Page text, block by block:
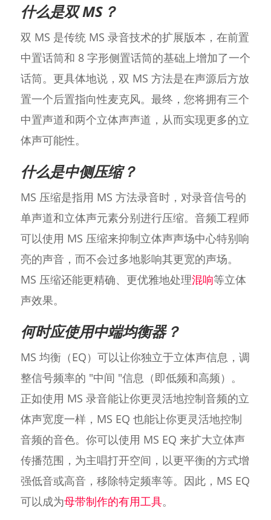
什么是双 MS？
双 MS 是传统 MS 录音技术的扩展版本，在前置
中置话筒和 8 字形侧置话筒的基础上增加了一个
话筒。更具体地说，双 MS 方法是在声源后方放
置一个后置指向性麦克风。最终，您将拥有三个
中置声道和两个立体声声道，从而实现更多的立
体声可能性。
什么是中侧压缩？
MS 压缩是指用 MS 方法录音时，对录音信号的
单声道和立体声元素分别进行压缩。音频工程师
可以使用 MS 压缩来抑制立体声声场中心特别响
亮的声音，而不会过多地影响其更宽的声场。
MS 压缩还能更精确、更优雅地处理混响等立体
声效果。
何时应使用中端均衡器？
MS 均衡（EQ）可以让你独立于立体声信息，调
整信号频率的 "中间 "信息（即低频和高频）。
正如使用 MS 录音能让你更灵活地控制音频的立
体声宽度一样，MS EQ 也能让你更灵活地控制
音频的音色。你可以使用 MS EQ 来扩大立体声
传播范围，为主唱打开空间，以更平衡的方式增
强低音或高音，移除特定频率等。因此，MS EQ
可以成为母带制作的有用工具。